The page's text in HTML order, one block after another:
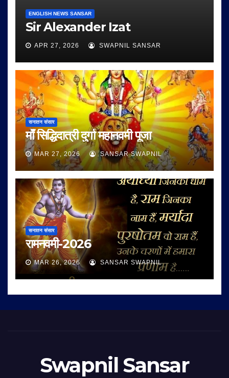
ENGLISH NEWS SANSAR
Sir Alexander Izat
APR 27, 2026 SWAPNIL SANSAR
सनातन संसार
माँ सिद्धिदात्री दुर्गा महानवमी पूजा
MAR 27, 2026 SANSAR SWAPNIL
सनातन संसार
रामनवमी-2026
MAR 26, 2026 SANSAR SWAPNIL
Swapnil Sansar